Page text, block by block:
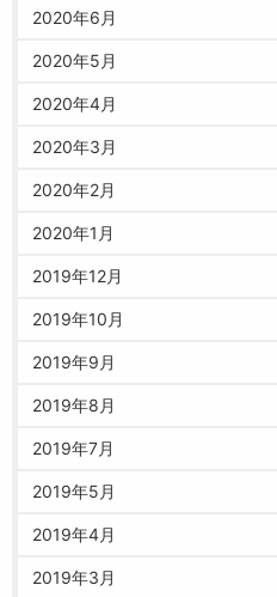
2020年6月
2020年5月
2020年4月
2020年3月
2020年2月
2020年1月
2019年12月
2019年10月
2019年9月
2019年8月
2019年7月
2019年5月
2019年4月
2019年3月